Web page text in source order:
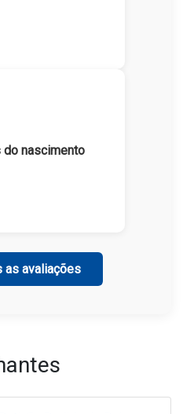
do nascimento
as avaliações